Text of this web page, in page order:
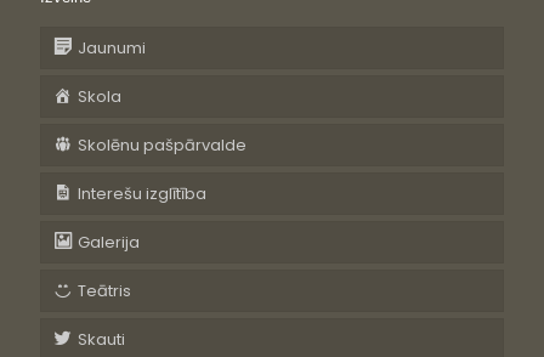
Jaunumi
Skola
Skolēnu pašpārvalde
Interešu izglītība
Galerija
Teātris
Skauti